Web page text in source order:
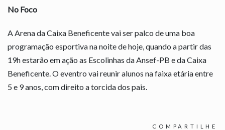
No Foco
A Arena da Caixa Beneficente vai ser palco de uma boa
programação esportiva na noite de hoje, quando a partir das
19h estarão em ação as Escolinhas da Ansef-PB e da Caixa
Beneficente. O eventro vai reunir alunos na faixa etária entre
5 e 9 anos, com direito a torcida dos pais.
COMPARTILHE